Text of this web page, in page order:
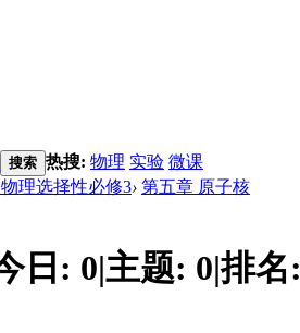
搜索 热搜: 物理 实验 微课
理选择性必修3› 第五章 原子核
日: 0|主题: 0|排名: